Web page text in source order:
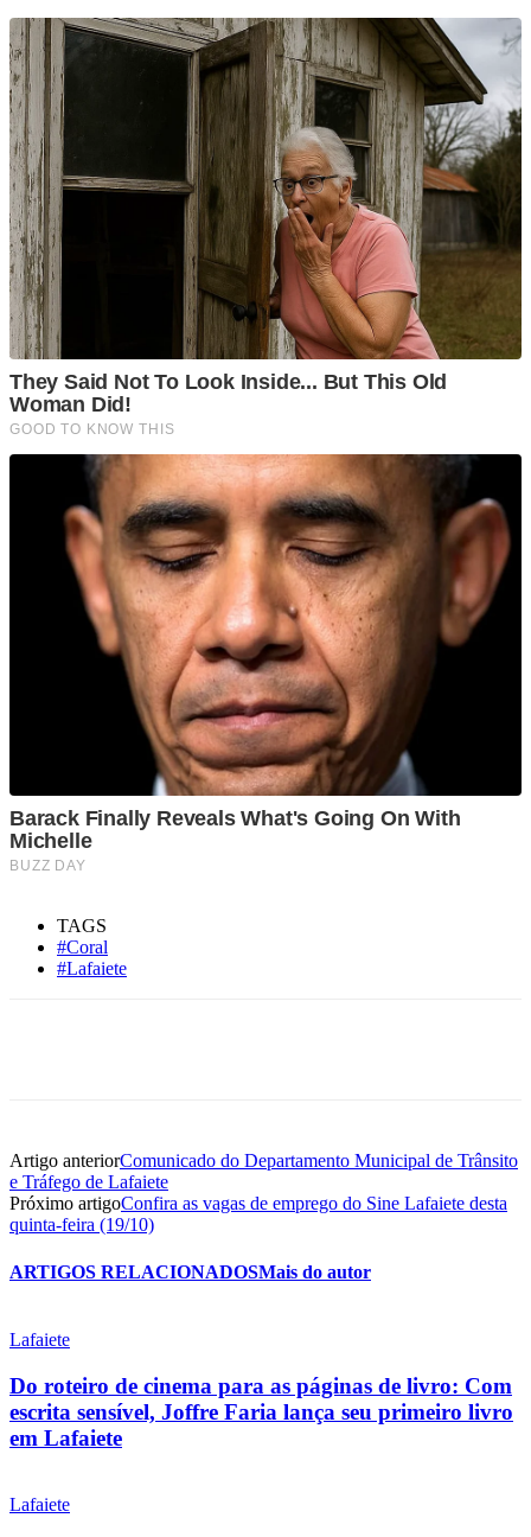
TAGS
#Coral
#Lafaiete
Artigo anteriorComunicado do Departamento Municipal de Trânsito
e Tráfego de Lafaiete
Próximo artigoConfira as vagas de emprego do Sine Lafaiete desta
quinta-feira (19/10)
ARTIGOS RELACIONADOSMais do autor
Lafaiete
Do roteiro de cinema para as páginas de livro: Com
escrita sensível, Joffre Faria lança seu primeiro livro
em Lafaiete
Lafaiete